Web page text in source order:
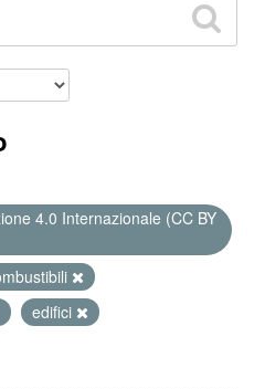
4.0 Internazionale (CC BY
edifici